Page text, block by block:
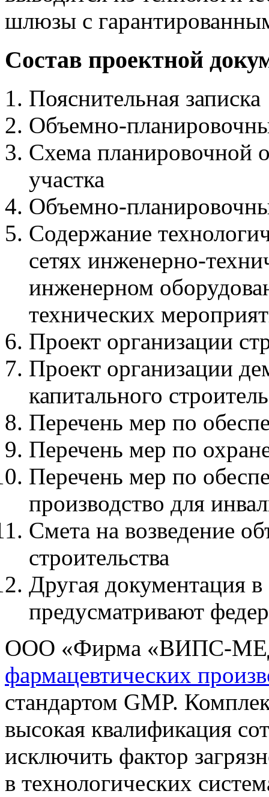
шлюзы с
Состав проектной
Пояснительная записка
Объемно-
Схема планировочной
участка
Объемно-
Содержание
сетях инженерно-
инженерном
технических
Проект организации
Проект организации
капитального
Перечень мер по
Перечень мер по
Перечень мер по
производство для
Смета на возведение
строительства
Другая документация
предусматривают
ООО «Фирма «ВИПС-
фармацевтических
стандартом GMP.
высокая квалификация
исключить фактор
в технологических